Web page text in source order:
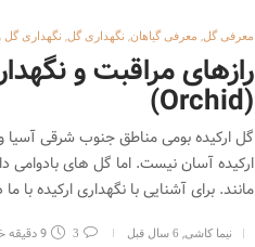
معرفی گل, معرفی گیاهان, نگهداری گل, نگهداری گل
رازهای مراقبت و
(Orchid)
گل ارکیده بومی مناطق جنوب شرقی آسیا
مانند. برای آشنایی با نگهداری ارکیده با
نیما کاشی, 6 سال قبل 9 دقیقه خواندن